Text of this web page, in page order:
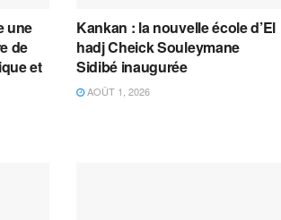
une
de
et
Kankan : la nouvelle école d’El
hadj Cheick Souleymane
Sidibé inaugurée
AOÛT 1, 2026